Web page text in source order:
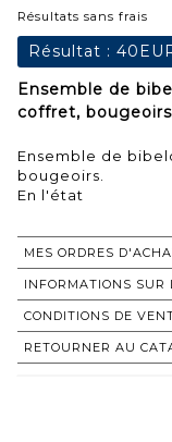
Résultats sans frais
Résultat :
Ensemble de
coffret,
Ensemble de
bougeoirs.
En l'état
MES ORDRES
INFORMATIONS SUR
CONDITIONS DE
RETOURNER AU